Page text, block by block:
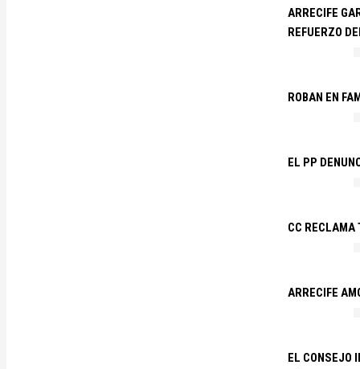
ARRECIFE
REFUERZO
ROBAN EN
EL PP
CC RECLAMA
ARRECIFE
EL CONSEJO